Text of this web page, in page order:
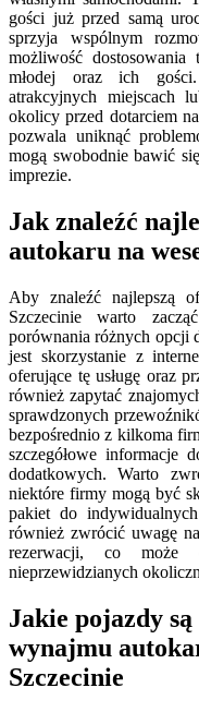
gości już przed samą
sprzyja wspólnym
możliwość
młodej oraz ich
atrakcyjnych miejscach
okolicy przed dotarciem
pozwala uniknąć
mogą swobodnie bawić
imprezie.
Jak znaleźć
autokaru na
Aby znaleźć najlepszą
Szczecinie warto
porównania różnych opcji
jest skorzystanie z
oferujące tę usługę oraz
również zapytać
sprawdzonych
bezpośrednio z kilkoma
szczegółowe informacje
dodatkowych. Warto
niektóre firmy mogą być
pakiet do
również zwrócić uwagę
rezerwacji, co może
nieprzewidzianych
Jakie pojazdy
wynajmu
Szczecinie